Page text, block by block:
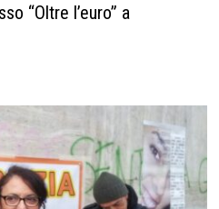
“Oltre l’euro” a